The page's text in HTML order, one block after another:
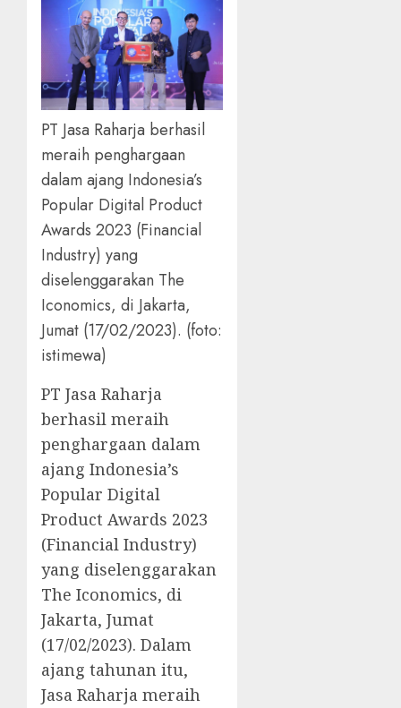
PT Jasa Raharja berhasil
meraih penghargaan
dalam ajang Indonesia’s
Popular Digital Product
Awards 2023 (Financial
Industry) yang
diselenggarakan The
Iconomics, di Jakarta,
Jumat (17/02/2023). (foto:
istimewa)
PT Jasa Raharja
berhasil meraih
penghargaan dalam
ajang Indonesia’s
Popular Digital
Product Awards 2023
(Financial Industry)
yang diselenggarakan
The Iconomics, di
Jakarta, Jumat
(17/02/2023). Dalam
ajang tahunan itu,
Jasa Raharja meraih